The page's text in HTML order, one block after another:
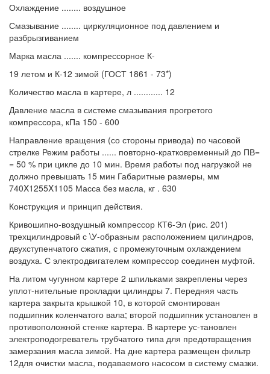
Охлаждение ........ воздушное
Смазывание ........ циркуляционное под давлением и
разбрызгиванием
Марка масла ....... компрессорное К-
19 летом и К-12 зимой (ГОСТ 1861 - 73*)
Количество масла в картере, л ............ 12
Давление масла в системе смазывания прогретого
компрессора, кПа 150 - 600
Направление вращения (со стороны привода) по часовой
стрелке Режим работы ...... повторно-кратковременный до ПВ=
= 50 % при цикле до 10 мин. Время работы под нагрузкой не
должно превышать 15 мин Габаритные размеры, мм
740X1255X1105 Масса без масла, кг . 630
Конструкция и принцип действия.
Кривошипно-воздушный компрессор КТ6-Эл (рис. 201)
трехцилиндровый с \У-образным расположением цилиндров,
двухступенчатого сжатия, с промежуточным охлаждением
воздуха. С электродвигателем компрессор соединен муфтой.
На литом чугунном картере 2 шпильками закреплены через
уплот-нительные прокладки цилиндры 7. Передняя часть
картера закрыта крышкой 10, в которой смонтирован
подшипник коленчатого вала; второй подшипник установлен в
противоположной стенке картера. В картере ус-тановлен
электроподогреватель трубчатого типа для предотвращения
замерзания масла зимой. На дне картера размещен фильтр
12для очистки масла, подаваемого насосом в систему смазки.